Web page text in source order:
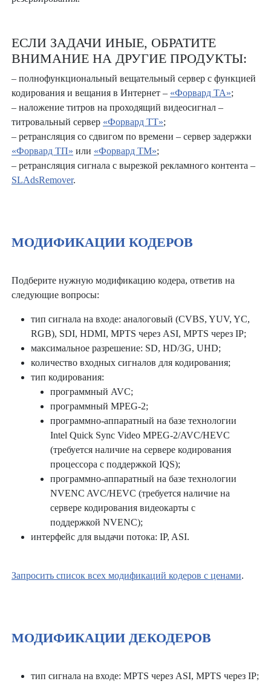
ЕСЛИ ЗАДАЧИ ИНЫЕ, ОБРАТИТЕ
ВНИМАНИЕ НА ДРУГИЕ ПРОДУКТЫ:
– полнофункциональный вещательный сервер с функцией
кодирования и вещания в Интернет – «Форвард ТА»;
– наложение титров на проходящий видеосигнал –
титровальный сервер «Форвард ТТ»;
– ретрансляция со сдвигом по времени – сервер задержки
«Форвард ТП» или «Форвард ТМ»;
– ретрансляция сигнала с вырезкой рекламного контента –
SLAdsRemover.
МОДИФИКАЦИИ КОДЕРОВ
Подберите нужную модификацию кодера, ответив на
следующие вопросы:
тип сигнала на входе: аналоговый (CVBS, YUV, YC,
RGB), SDI, HDMI, MPTS через ASI, MPTS через IP;
максимальное разрешение: SD, HD/3G, UHD;
количество входных сигналов для кодирования;
тип кодирования:
программный AVC;
программный MPEG-2;
программно-аппаратный на базе технологии
Intel Quick Sync Video MPEG-2/AVC/HEVC
(требуется наличие на сервере кодирования
процессора с поддержкой IQS);
программно-аппаратный на базе технологии
NVENC AVC/HEVC (требуется наличие на
сервере кодирования видеокарты с
поддержкой NVENC);
интерфейс для выдачи потока: IP, ASI.
Запросить список всех модификаций кодеров с ценами.
МОДИФИКАЦИИ ДЕКОДЕРОВ
тип сигнала на входе: MPTS через ASI, MPTS через IP;